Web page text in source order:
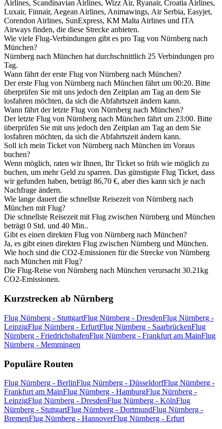
Airlines, Scandinavian Airlines, Wizz Air, Ryanair, Croatia Airlines,
Luxair, Finnair, Aegean Airlines, Animawings, Air Serbia, Easyjet,
Corendon Airlines, SunExpress, KM Malta Airlines und ITA
Airways finden, die diese Strecke anbieten.
Wie viele Flug-Verbindungen gibt es pro Tag von Nürnberg nach
München?
Nürnberg nach München hat durchschnittlich 25 Verbindungen pro
Tag.
Wann fährt der erste Flug von Nürnberg nach München?
Der erste Flug von Nürnberg nach München fährt um 00:20. Bitte
überprüfen Sie mit uns jedoch den Zeitplan am Tag an dem Sie
losfahren möchten, da sich die Abfahrtszeit ändern kann.
Wann fährt der letzte Flug von Nürnberg nach München?
Der letzte Flug von Nürnberg nach München fährt um 23:00. Bitte
überprüfen Sie mit uns jedoch den Zeitplan am Tag an dem Sie
losfahren möchten, da sich die Abfahrtszeit ändern kann.
Soll ich mein Ticket von Nürnberg nach München im Voraus
buchen?
Wenn möglich, raten wir Ihnen, Ihr Ticket so früh wie möglich zu
buchen, um mehr Geld zu sparren. Das günstigste Flug Ticket, dass
wir gefunden haben, beträgt 86,70 €, aber dies kann sich je nach
Nachfrage ändern.
Wie lange dauert die schnellste Reisezeit von Nürnberg nach
München mit Flug?
Die schnellste Reisezeit mit Flug zwischen Nürnberg und München
beträgt 0 Std. und 40 Min..
Gibt es einen direkten Flug von Nürnberg nach München?
Ja, es gibt einen direkten Flug zwischen Nürnberg und München.
Wie hoch sind die CO2-Emissionen für die Strecke von Nürnberg
nach München mit Flug?
Die Flug-Reise von Nürnberg nach München verursacht 30.21kg
CO2-Emissionen.
Kurzstrecken ab Nürnberg
Flug Nürnberg - StuttgartFlug Nürnberg - DresdenFlug Nürnberg -
LeipzigFlug Nürnberg - ErfurtFlug Nürnberg - SaarbrückenFlug
Nürnberg - FriedrichshafenFlug Nürnberg - Frankfurt am MainFlug
Nürnberg - Memmingen
Populäre Routen
Flug Nürnberg - BerlinFlug Nürnberg - DüsseldorfFlug Nürnberg -
Frankfurt am MainFlug Nürnberg - HamburgFlug Nürnberg -
LeipzigFlug Nürnberg - DresdenFlug Nürnberg - KölnFlug
Nürnberg - StuttgartFlug Nürnberg - DortmundFlug Nürnberg -
BremenFlug Nürnberg - HannoverFlug Nürnberg - Erfurt